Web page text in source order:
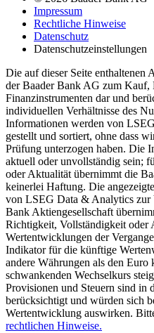
Impressum
Rechtliche Hinweise
Datenschutz
Datenschutzeinstellungen
Die auf dieser Seite enthaltenen
der Baader Bank AG zum Kauf,
Finanzinstrumenten dar und
individuellen Verhältnisse des
Informationen werden von
gestellt und sortiert, ohne dass
Prüfung unterzogen haben. Die
aktuell oder unvollständig sein;
oder Aktualität übernimmt die
keinerlei Haftung. Die
von LSEG Data & Analytics zur
Bank Aktiengesellschaft
Richtigkeit, Vollständigkeit oder
Wertentwicklungen der
Indikator für die künftige
andere Währungen als den Euro
schwankenden Wechselkurs
Provisionen und Steuern sind in
berücksichtigt und würden sich
Wertentwicklung auswirken.
rechtlichen Hinweise.